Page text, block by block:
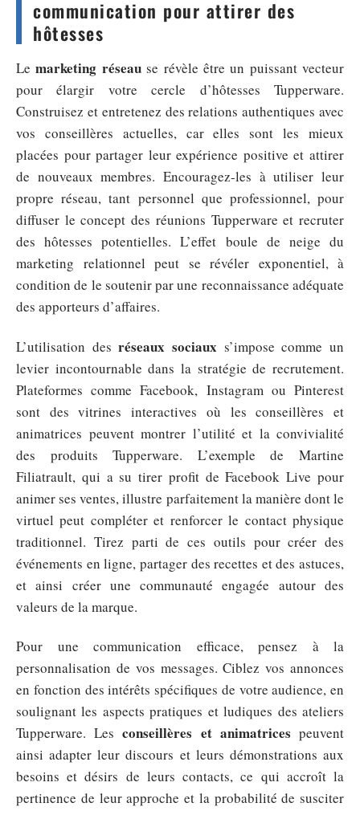
communication pour attirer des
hôtesses
Lemarketing réseause révèle être un puissant vecteur
pour élargir votre cercle d’hôtesses Tupperware.
Construisez et entretenez des relations authentiques avec
vos conseillères actuelles, car elles sont les mieux
placées pour partager leur expérience positive et attirer
de nouveaux membres. Encouragez-les à utiliser leur
propre réseau, tant personnel que professionnel, pour
diffuser le concept des réunions Tupperware et recruter
des hôtesses potentielles. L’effet boule de neige du
marketing relationnel peut se révéler exponentiel, à
condition de le soutenir par une reconnaissance adéquate
des apporteurs d’affaires.
L’utilisation desréseaux sociaux s’impose comme un
levier incontournable dans la stratégie de recrutement.
Plateformes comme Facebook, Instagram ou Pinterest
sont des vitrines interactives où les conseillères et
animatrices peuvent montrer l’utilité et la convivialité
des produits Tupperware. L’exemple de Martine
Filiatrault, qui a su tirer profit de Facebook Live pour
animer ses ventes, illustre parfaitement la manière dont le
virtuel peut compléter et renforcer le contact physique
traditionnel. Tirez parti de ces outils pour créer des
événements en ligne, partager des recettes et des astuces,
et ainsi créer une communauté engagée autour des
valeurs de la marque.
Pour une communication efficace, pensez à la
personnalisation de vos messages. Ciblez vos annonces
en fonction des intérêts spécifiques de votre audience, en
soulignant les aspects pratiques et ludiques des ateliers
Tupperware. Lesconseillères et animatrices peuvent
ainsi adapter leur discours et leurs démonstrations aux
besoins et désirs de leurs contacts, ce qui accroît la
pertinence de leur approche et la probabilité de susciter